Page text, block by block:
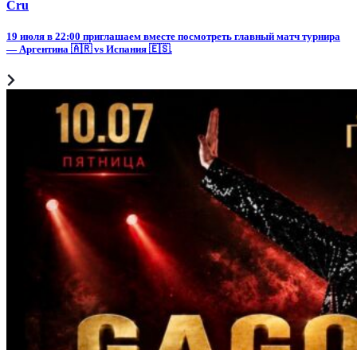
Cru
19 июля в 22:00 приглашаем вместе посмотреть главный матч турнира
— Аргентина 🇦🇷 vs Испания 🇪🇸.